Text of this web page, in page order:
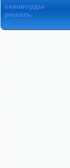
сканворды
решать